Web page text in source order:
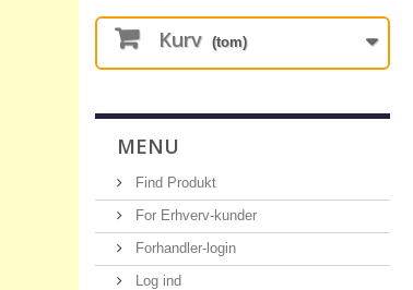
Kurv (tom)
MENU
Find Produkt
For Erhverv-kunder
Forhandler-login
Log ind